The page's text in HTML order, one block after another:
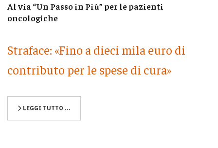
Al via “Un Passo in Più” per le pazienti
oncologiche
Straface: «Fino a dieci mila euro di
contributo per le spese di cura»
LEGGI TUTTO …